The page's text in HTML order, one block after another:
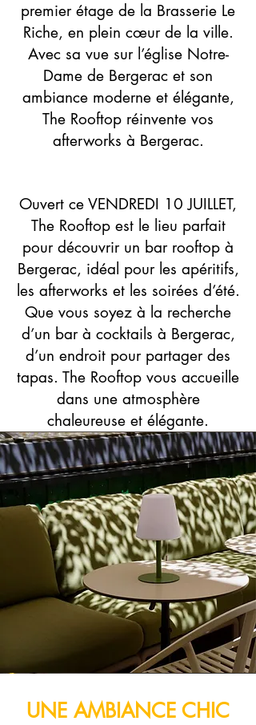
premier étage de la Brasserie Le
Riche, en plein cœur de la ville.
Avec sa vue sur l’église Notre-
Dame de Bergerac et son
ambiance moderne et élégante,
The Rooftop réinvente vos
afterworks à Bergerac.
​Ouvert ce VENDREDI 10 JUILLET,
The Rooftop est le lieu parfait
pour découvrir un bar rooftop à
Bergerac, idéal pour les apéritifs,
les afterworks et les soirées d’été.
Que vous soyez à la recherche
d’un bar à cocktails à Bergerac,
d’un endroit pour partager des
tapas. The Rooftop vous accueille
dans une atmosphère
chaleureuse et élégante.
UNE AMBIANCE CHIC